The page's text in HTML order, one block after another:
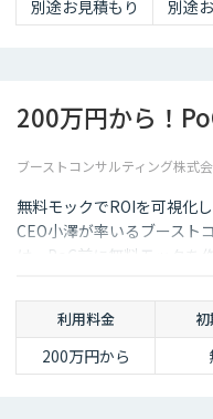
別途お見積もり 別途
200万円から！
ブーストコンサルティング株式
無料モックでROIを可視化
CEO小澤が率いるブースト
は、PoC前に無料モックを
検証までを伴走するサービ
利用料金
200万円から